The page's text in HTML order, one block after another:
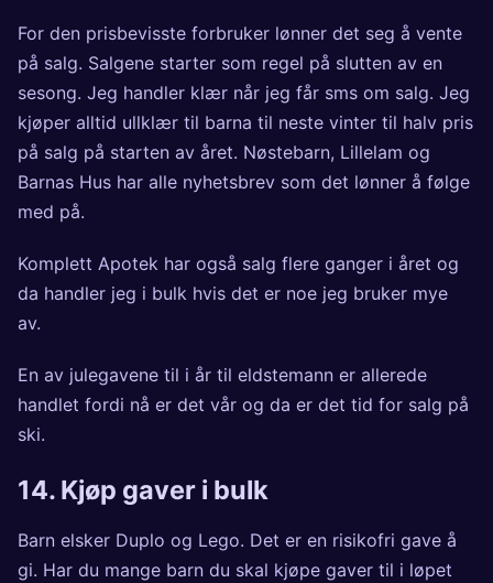
For den prisbevisste forbruker lønner det seg å vente
på salg. Salgene starter som regel på slutten av en
sesong. Jeg handler klær når jeg får sms om salg. Jeg
kjøper alltid ullklær til barna til neste vinter til halv pris
på salg på starten av året. Nøstebarn, Lillelam og
Barnas Hus har alle nyhetsbrev som det lønner å følge
med på.
Komplett Apotek har også salg flere ganger i året og
da handler jeg i bulk hvis det er noe jeg bruker mye
av.
En av julegavene til i år til eldstemann er allerede
handlet fordi nå er det vår og da er det tid for salg på
ski.
14. Kjøp gaver i bulk
Barn elsker Duplo og Lego. Det er en risikofri gave å
gi. Har du mange barn du skal kjøpe gaver til i løpet